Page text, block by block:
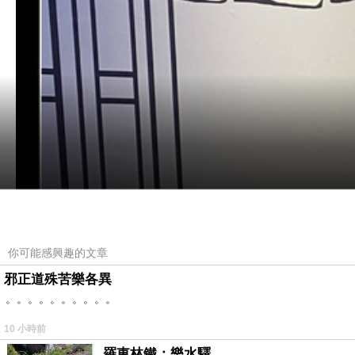
你可能感興趣的文章
邪正道殊苦樂各異
。。。。。。。。。。
10 小時前